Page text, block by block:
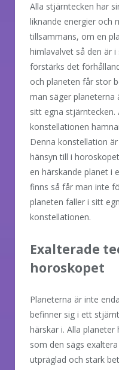
Alla stjärntecken har
liknande energier och
tillsammans, om en
himlavalvet så den är
förstärks det
och planeten får stor
man säger planeterna
sitt egna
konstellationen
Denna konstellation
hänsyn till i
en härskande planet i
finns så får man inte
planeten faller i sitt
konstellationen.
Exalterade
horoskopet
Planeterna är inte
befinner sig i ett
härskar i. Alla
som den sägs
utpräglad och stark